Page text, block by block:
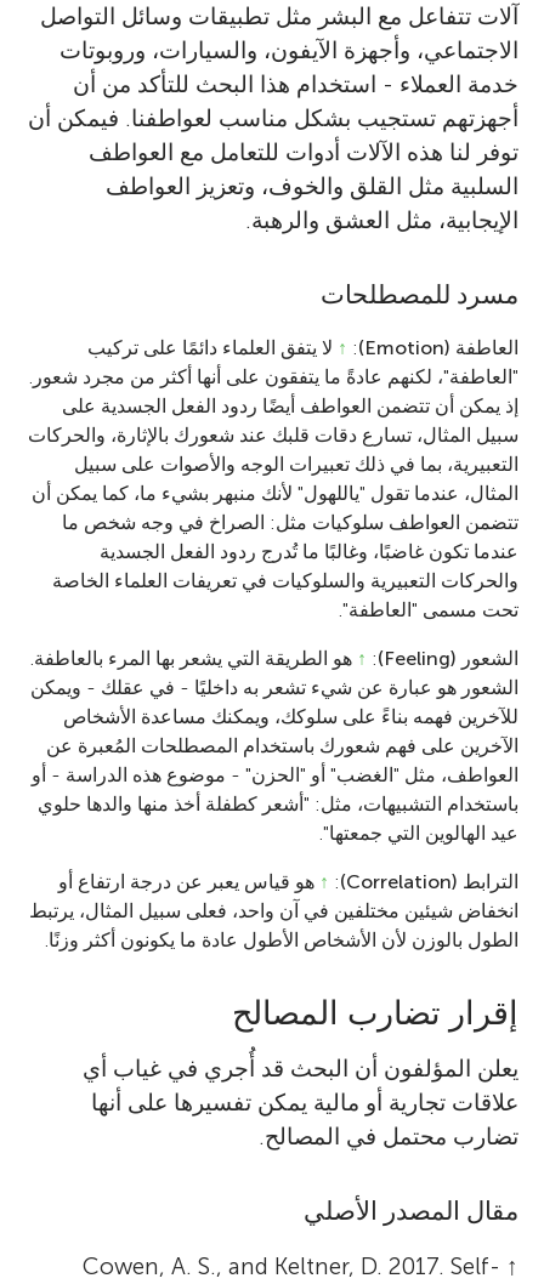
آلات تتفاعل مع البشر مثل تطبيقات وسائل التواصل
الاجتماعي، وأجهزة الآيفون، والسيارات، وروبوتات
خدمة العملاء - استخدام هذا البحث للتأكد من أن
أجهزتهم تستجيب بشكل مناسب لعواطفنا. فيمكن أن
توفر لنا هذه الآلات أدوات للتعامل مع العواطف
السلبية مثل القلق والخوف، وتعزيز العواطف
الإيجابية، مثل العشق والرهبة.
مسرد للمصطلحات
العاطفة (Emotion) :
↑ لا يتفق العلماء دائمًا على تركيب
"العاطفة"، لكنهم عادةً ما يتفقون على أنها أكثر من مجرد شعور.
إذ يمكن أن تتضمن العواطف أيضًا ردود الفعل الجسدية على
سبيل المثال، تسارع دقات قلبك عند شعورك بالإثارة، والحركات
التعبيرية، بما في ذلك تعبيرات الوجه والأصوات على سبيل
المثال، عندما تقول "ياللهول" لأنك منبهر بشيء ما، كما يمكن أن
تتضمن العواطف سلوكيات مثل: الصراخ في وجه شخص ما
عندما تكون غاضبًا، وغالبًا ما تُدرج ردود الفعل الجسدية
والحركات التعبيرية والسلوكيات في تعريفات العلماء الخاصة
تحت مسمى "العاطفة".
الشعور (Feeling) :
↑ هو الطريقة التي يشعر بها المرء بالعاطفة.
الشعور هو عبارة عن شيء تشعر به داخليًا - في عقلك - ويمكن
للآخرين فهمه بناءً على سلوكك، ويمكنك مساعدة الأشخاص
الآخرين على فهم شعورك باستخدام المصطلحات المُعبرة عن
العواطف، مثل "الغضب" أو "الحزن" - موضوع هذه الدراسة - أو
باستخدام التشبيهات، مثل: "أشعر كطفلة أخذ منها والدها حلوي
عيد الهالوين التي جمعتها".
الترابط (Correlation) :
↑ هو قياس يعبر عن درجة ارتفاع أو
انخفاض شيئين مختلفين في آن واحد، فعلى سبيل المثال، يرتبط
الطول بالوزن لأن الأشخاص الأطول عادة ما يكونون أكثر وزنًا.
إقرار تضارب المصالح
يعلن المؤلفون أن البحث قد أُجري في غياب أي
علاقات تجارية أو مالية يمكن تفسيرها على أنها
تضارب محتمل في المصالح.
مقال المصدر الأصلي
↑
Cowen, A. S., and Keltner, D. 2017. Self-